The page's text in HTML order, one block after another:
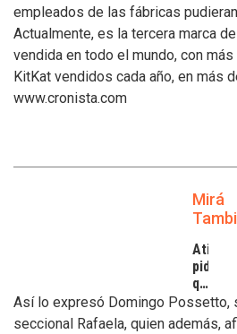
empleados de las fábricas
Actualmente, es la tercera marca
vendida en todo el mundo, con
KitKat vendidos cada año, en más
www.cronista.com
Mirá
Atilra
pide
que
se
Así lo expresó Domingo Possetto,
seccional Rafaela, quien además,